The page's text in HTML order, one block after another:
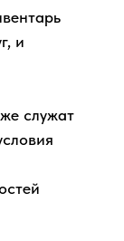
и
служат